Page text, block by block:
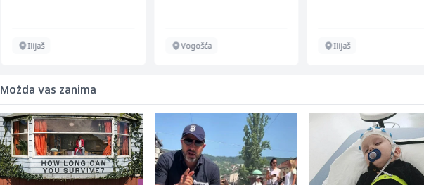
Ilijaš Vogošća Ilijaš
Možda vas zanima